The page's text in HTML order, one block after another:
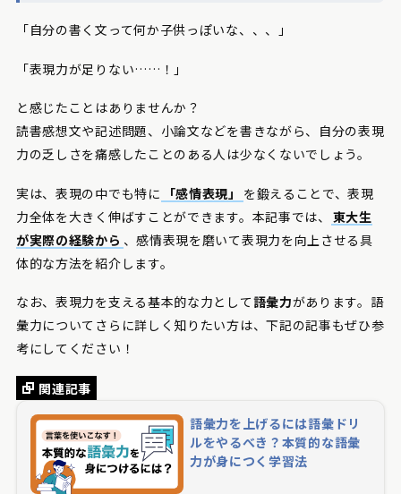
「自分の書く文って何か子供っぽいな、、、」
「表現力が足りない……！」
と感じたことはありませんか？
読書感想文や記述問題、小論文などを書きながら、自分の表現
力の乏しさを痛感したことのある人は少なくないでしょう。
実は、表現の中でも特に 「感情表現」
を鍛えることで、表現
力全体を大きく伸ばすことができます。本記事では、
東大生
が実際の経験から 、感情表現を磨いて表現力を向上させる具
体的な方法を紹介します。
なお、表現力を支える基本的な力として語彙力があります。語
彙力についてさらに詳しく知りたい方は、下記の記事もぜひ参
考にしてください！
関連記事
語彙力を上げるには語彙ドリ
ルをやるべき？本質的な語彙
力が身につく学習法